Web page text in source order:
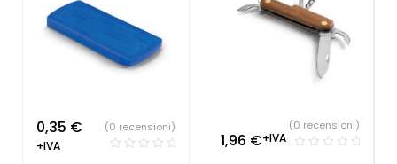
0,35 €
+IVA
(0 recensioni)
1,96 €+IVA
(0 recensioni)